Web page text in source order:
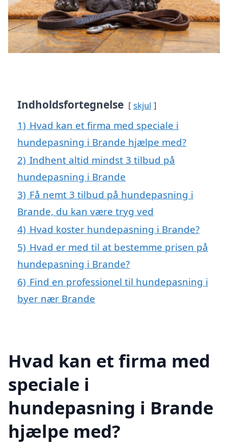
Indholdsfortegnelse skjul
1) Hvad kan et firma med speciale i
hundepasning i Brande hjælpe med?
2) Indhent altid mindst 3 tilbud på
hundepasning i Brande
3) Få nemt 3 tilbud på hundepasning i
Brande, du kan være tryg ved
4) Hvad koster hundepasning i Brande?
5) Hvad er med til at bestemme prisen på
hundepasning i Brande?
6) Find en professionel til hundepasning i
byer nær Brande
Hvad kan et firma med
speciale i
hundepasning i Brande
hjælpe med?